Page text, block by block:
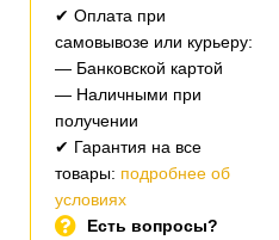
✔ Оплата при
самовывозе или курьеру:
— Банковской картой
— Наличными при
получении
✔ Гарантия на все
товары: подробнее об
условиях
Есть вопросы?